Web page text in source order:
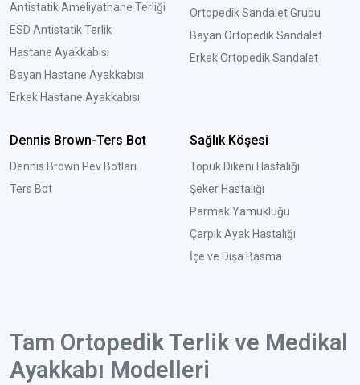
Antistatik Ameliyathane Terliği
ESD Antistatik Terlik
Hastane Ayakkabısı
Bayan Hastane Ayakkabısı
Erkek Hastane Ayakkabısı
Ortopedik Sandalet Grubu
Bayan Ortopedik Sandalet
Erkek Ortopedik Sandalet
Dennis Brown-Ters Bot
Dennis Brown Pev Botları
Ters Bot
Sağlık Köşesi
Topuk Dikeni Hastalığı
Şeker Hastalığı
Parmak Yamukluğu
Çarpık Ayak Hastalığı
İçe ve Dışa Basma
Tam Ortopedik Terlik ve Medikal
Ayakkabı Modelleri